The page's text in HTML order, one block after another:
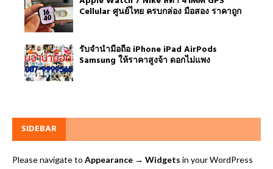
Cellular ศูนย์ไทย ครบกล่อง มือสอง ราคาถูก
รับจำนำมือถือ iPhone iPad AirPods
Samsung ให้ราคาสูงจ้า ดอกไม่แพง
SIDEBAR
Please navigate to Appearance → Widgets in your WordPress